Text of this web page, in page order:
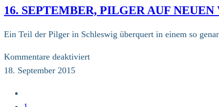
Aufmerksamkeit
16. SEPTEMBER, PILGER AUF NEUEN
Ein Teil der Pilger in Schleswig überquert in einem so
Kommentare deaktiviertfür
18. September 2015